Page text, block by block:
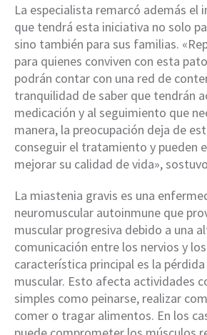
La especialista remarcó además el
que tendrá esta iniciativa no solo
sino también para sus familias.
para quienes conviven con esta
podrán contar con una red de
tranquilidad de saber que tendrán
medicación y al seguimiento que
manera, la preocupación deja de
conseguir el tratamiento y pueden
mejorar su calidad de vida»,
La miastenia gravis es una
neuromuscular autoinmune que
muscular progresiva debido a una
comunicación entre los nervios y
característica principal es la
muscular. Esto afecta actividades
simples como peinarse, realizar
comer o tragar alimentos. En los